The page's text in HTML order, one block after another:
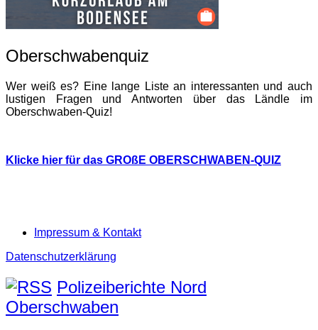
Oberschwabenquiz
Wer weiß es? Eine lange Liste an interessanten und auch
lustigen Fragen und Antworten über das Ländle im
Oberschwaben-Quiz!
Klicke hier für das GROßE OBERSCHWABEN-QUIZ
Impressum & Kontakt
Datenschutzerklärung
Polizeiberichte Nord
Oberschwaben